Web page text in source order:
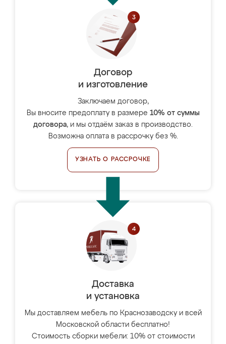
Договор
и изготовление
Заключаем договор,
Вы вносите предоплату в размере 10% от суммы
договора, и мы отдаём заказ в производство.
Возможна оплата в рассрочку без %.
УЗНАТЬ О РАССРОЧКЕ
Доставка
и установка
Мы доставляем мебель по Краснозаводску и всей
Московской области бесплатно!
Стоимость сборки мебели: 10% от стоимости